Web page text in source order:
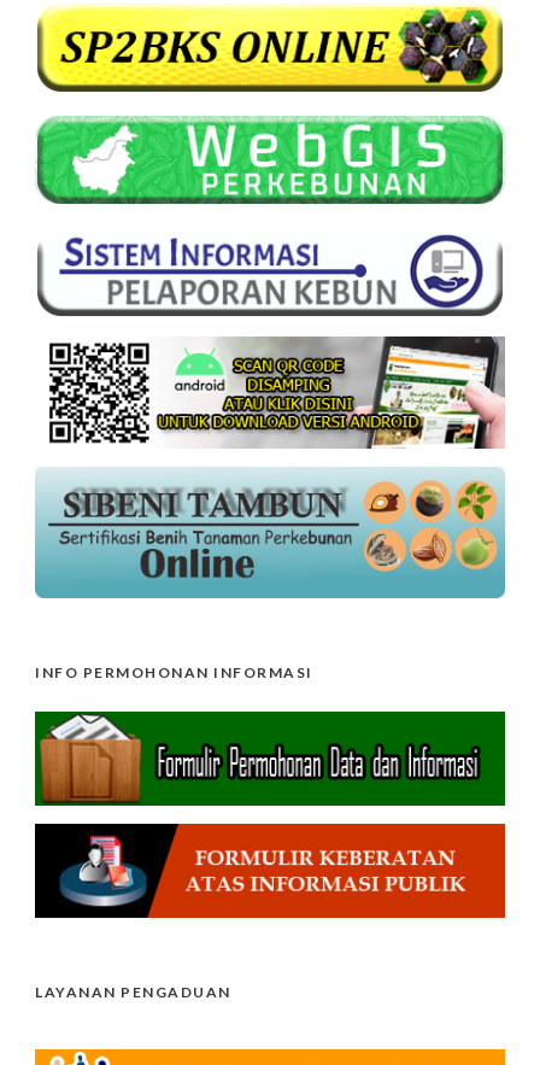
INFO PERMOHONAN INFORMASI
LAYANAN PENGADUAN